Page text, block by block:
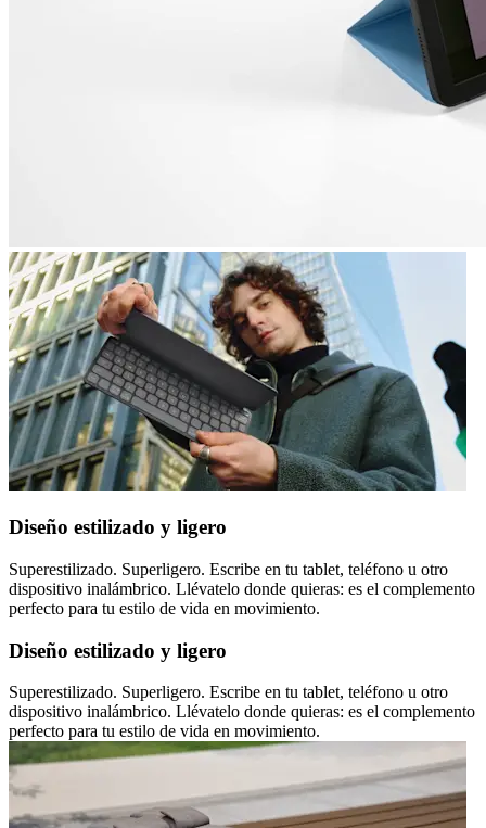
Diseño estilizado y ligero
Superestilizado. Superligero. Escribe en tu tablet, teléfono u otro
dispositivo inalámbrico. Llévatelo donde quieras: es el complemento
perfecto para tu estilo de vida en movimiento.
Diseño estilizado y ligero
Superestilizado. Superligero. Escribe en tu tablet, teléfono u otro
dispositivo inalámbrico. Llévatelo donde quieras: es el complemento
perfecto para tu estilo de vida en movimiento.